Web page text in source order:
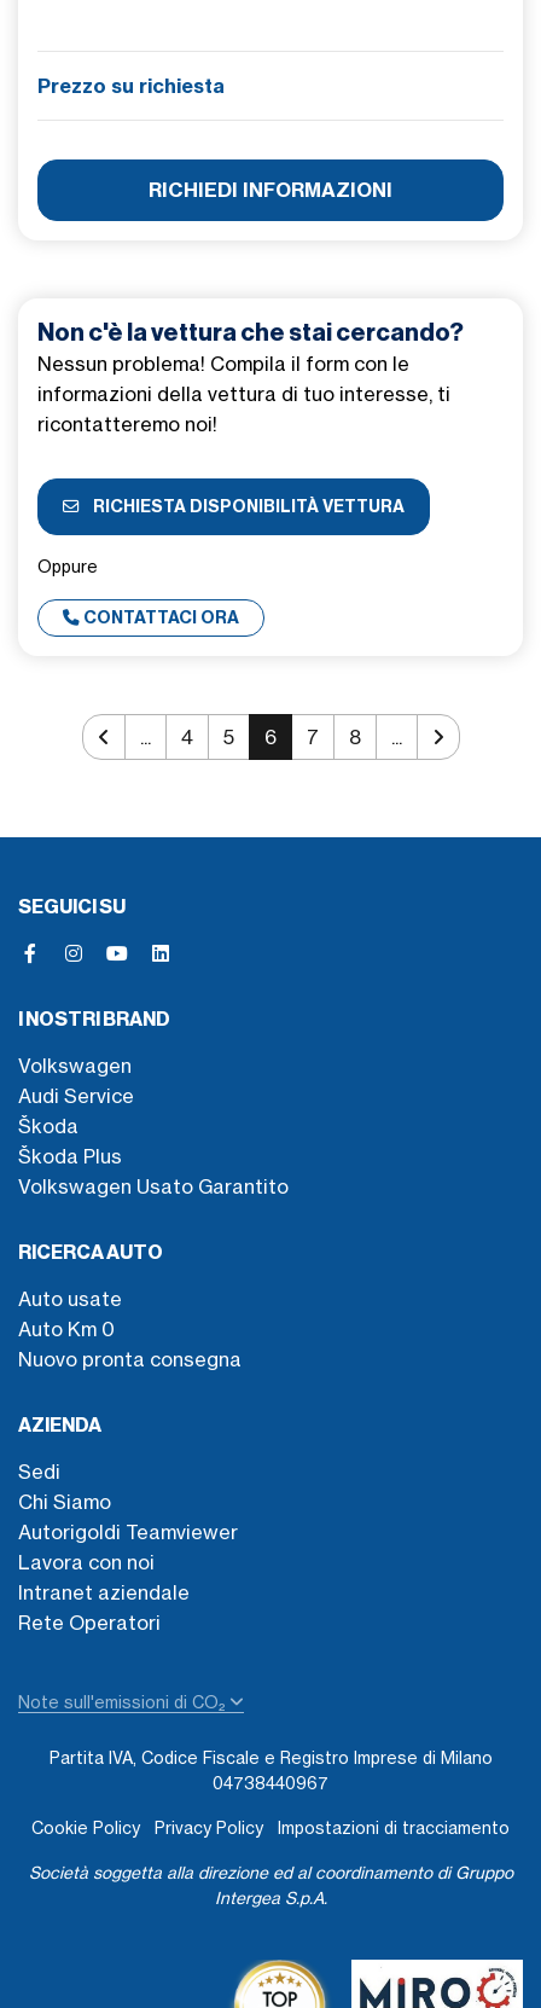
Prezzo su richiesta
RICHIEDI INFORMAZIONI
Non c'è la vettura che stai cercando?
Nessun problema! Compila il form con le
informazioni della vettura di tuo interesse, ti
ricontatteremo noi!
RICHIESTA DISPONIBILITÀ VETTURA
Oppure
CONTATTACI ORA
... 4 5 6 7 8 ...
SEGUICI SU
I NOSTRI BRAND
Volkswagen
Audi Service
Škoda
Škoda Plus
Volkswagen Usato Garantito
RICERCA AUTO
Auto usate
Auto Km 0
Nuovo pronta consegna
AZIENDA
Sedi
Chi Siamo
Autorigoldi Teamviewer
Lavora con noi
Intranet aziendale
Rete Operatori
Note sull'emissioni di CO₂
Partita IVA, Codice Fiscale e Registro Imprese di Milano
04738440967
Cookie Policy Privacy Policy Impostazioni di tracciamento
Società soggetta alla direzione ed al coordinamento di Gruppo
Intergea S.p.A.